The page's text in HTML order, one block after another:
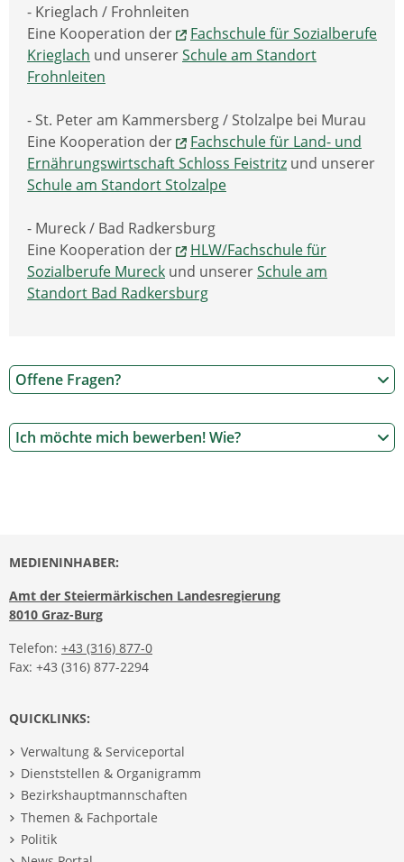
- Krieglach / Frohnleiten
Eine Kooperation der
Fachschule für Sozialberufe
Krieglach und unsererSchule am Standort
Frohnleiten
- St. Peter am Kammersberg / Stolzalpe bei Murau
Eine Kooperation der
Fachschule für Land- und
Ernährungswirtschaft Schloss Feistritz und unserer
Schule am Standort Stolzalpe
- Mureck / Bad Radkersburg
Eine Kooperation der
HLW/Fachschule für
Sozialberufe Mureck und unsererSchule am
Standort Bad Radkersburg
Offene Fragen?
Ich möchte mich bewerben! Wie?
MEDIENINHABER:
Amt der Steiermärkischen Landesregierung
8010 Graz-Burg
Telefon: +43 (316) 877-0
Fax: +43 (316) 877-2294
QUICKLINKS:
Verwaltung & Serviceportal
Dienststellen & Organigramm
Bezirkshauptmannschaften
Themen & Fachportale
Politik